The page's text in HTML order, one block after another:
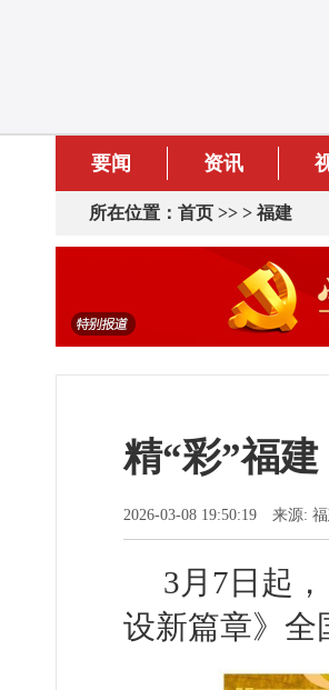
要闻 资讯
所在位置： 首页 >> > 福建
精“彩”福
2026-03-08 19:50:19 来源:
3月7日起
设新篇章》